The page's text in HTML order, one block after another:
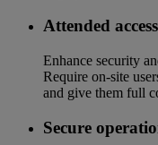
Attended access
Enhance security
Require on-site
and give them full
Secure